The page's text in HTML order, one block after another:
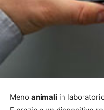
Meno animali in